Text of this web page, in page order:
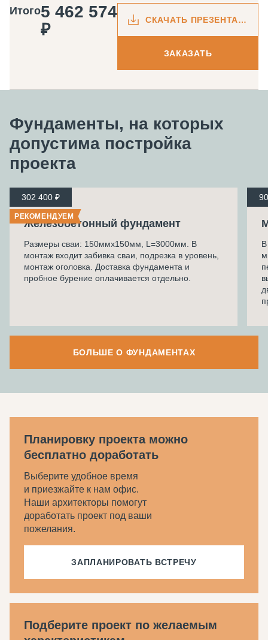
Итого5 462 574
₽
СКАЧАТЬ ПРЕЗЕНТАЦИЮ
ЗАКАЗАТЬ
Фундаменты, на которых
допустима постройка
проекта
Железобетонный фундамент
Размеры сваи: 150ммх150мм, L=3000мм. В
монтаж входит забивка сваи, подрезка в уровень,
монтаж оголовка. Доставка фундамента и
пробное бурение оплачивается отдельно.
302 400 ₽
РЕКОМЕНДУЕМ
БОЛЬШЕ О ФУНДАМЕНТАХ
Планировку проекта можно
бесплатно доработать
Выберите удобное время
и приезжайте к нам офис.
Наши архитекторы помогут
доработать проект под ваши
пожелания.
ЗАПЛАНИРОВАТЬ ВСТРЕЧУ
Подберите проект по желаемым